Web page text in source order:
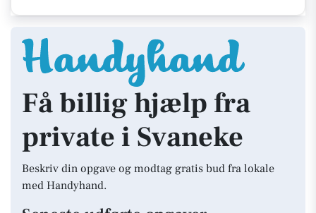
Få billig hjælp fra
private i Svaneke
Beskriv din opgave og modtag gratis bud fra lokale
med Handyhand.